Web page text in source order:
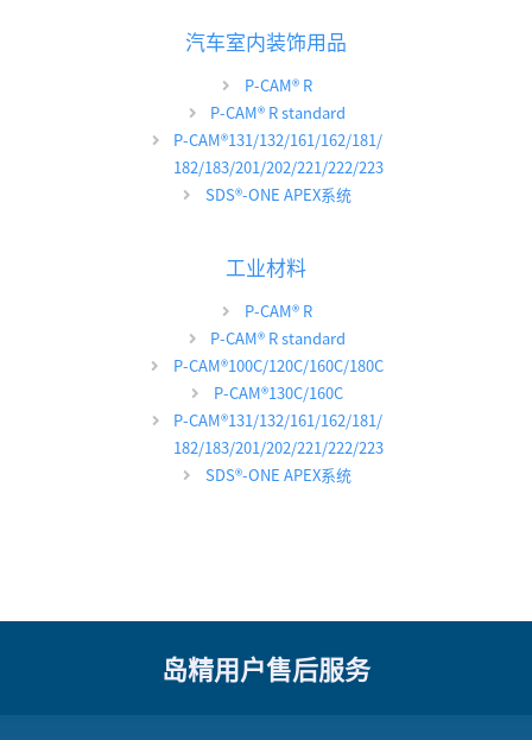
汽车室内装饰用品
P-CAM®R
P-CAM® R standard
P-CAM®131/132/161/162/181/
182/183/201/202/221/222/223
SDS®-ONE APEX系统
工业材料
P-CAM®R
P-CAM® R standard
P-CAM®100C/120C/160C/180C
P-CAM®130C/160C
P-CAM®131/132/161/162/181/
182/183/201/202/221/222/223
SDS®-ONE APEX系统
岛精用户售后服务